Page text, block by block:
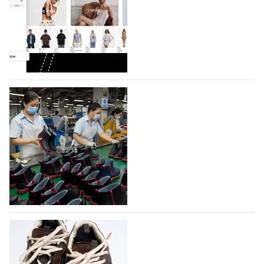
Компания BALLINA Guangzhou Lihuang Footwear
Co., Ltd., основанная в 2011 году и расположенная в
Гуанчжоу, столице моды Китая, является
профессиональной обувной компанией,
объединяющей разработку, производство и…
07.08.2026 649
На платформе Lamoda - новый раздел и
условия продвижения локальных
дизайнерских марок
Российский маркетплейс Lamoda решил обновить
раздел для продажи продукции локальных
дизайнерских марок одежды, обуви и аксессуаров.
Бренды также получат маркетинговую…
06.08.2026 830
Объем мирового производства обуви в
2025 году практически не увеличился